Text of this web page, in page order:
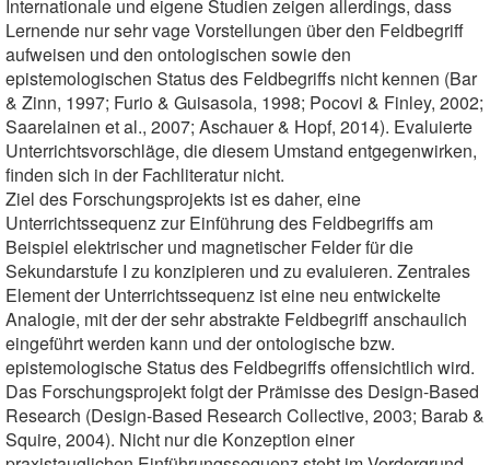
Internationale und eigene Studien zeigen allerdings, dass
Lernende nur sehr vage Vorstellungen über den Feldbegriff
aufweisen und den ontologischen sowie den
epistemologischen Status des Feldbegriffs nicht kennen (Bar
& Zinn, 1997; Furio & Guisasola, 1998; Pocovi & Finley, 2002;
Saarelainen et al., 2007; Aschauer & Hopf, 2014). Evaluierte
Unterrichtsvorschläge, die diesem Umstand entgegenwirken,
finden sich in der Fachliteratur nicht.
Ziel des Forschungsprojekts ist es daher, eine
Unterrichtssequenz zur Einführung des Feldbegriffs am
Beispiel elektrischer und magnetischer Felder für die
Sekundarstufe I zu konzipieren und zu evaluieren. Zentrales
Element der Unterrichtssequenz ist eine neu entwickelte
Analogie, mit der der sehr abstrakte Feldbegriff anschaulich
eingeführt werden kann und der ontologische bzw.
epistemologische Status des Feldbegriffs offensichtlich wird.
Das Forschungsprojekt folgt der Prämisse des Design-Based
Research (Design-Based Research Collective, 2003; Barab &
Squire, 2004). Nicht nur die Konzeption einer